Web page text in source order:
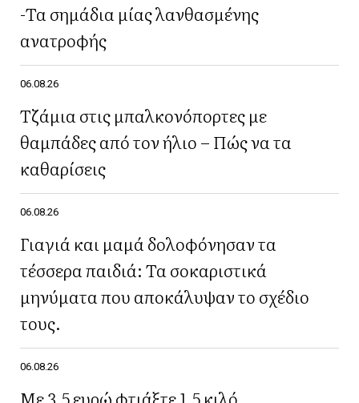
-Τα σημάδια μίας λανθασμένης
ανατροφής
06.08.26
Τζάμια στις μπαλκονόπορτες με
θαμπάδες από τον ήλιο – Πώς να τα
καθαρίσεις
06.08.26
Γιαγιά και μαμά δολοφόνησαν τα
τέσσερα παιδιά: Τα σοκαριστικά
μηνύματα που αποκάλυψαν το σχέδιο
τους.
06.08.26
Με 3,5 ευρώ φτιάξτε 1,5 κιλό